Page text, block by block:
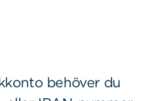
behöver du